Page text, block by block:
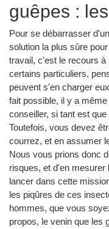
guêpes :
Pour se débarrasser
solution la plus sûre
travail, c'est le recours
certains particuliers,
peuvent s'en charger
fait possible, il y a
conseiller, si tant est
Toutefois, vous devez
courrez, et en assumer
Nous vous prions donc
risques, et d'en
lancer dans cette
les piqûres de ces
hommes, que vous
propos, le venin que les